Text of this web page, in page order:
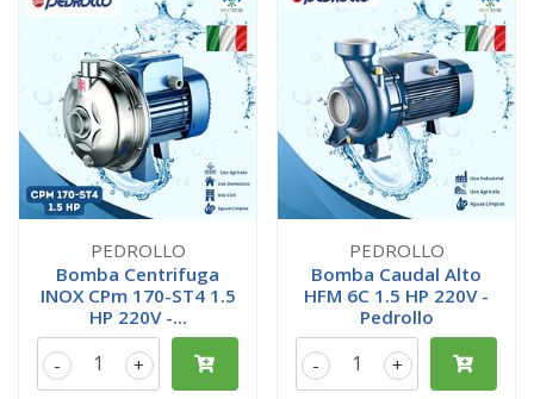
PEDROLLO
Bomba Centrifuga
INOX CPm 170-ST4 1.5
HP 220V -...
+
-
PEDROLLO
Bomba Caudal Alto
HFM 6C 1.5 HP 220V -
Pedrollo
+
-